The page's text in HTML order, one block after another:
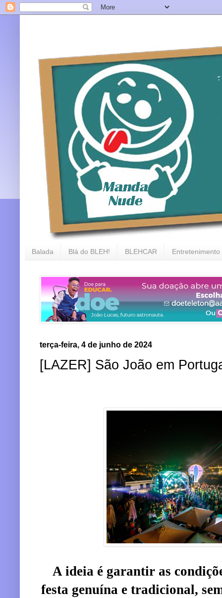
Balada Blá do BLEH! BLEHCAR Entretenimento
terça-feira, 4 de junho de 2024
[LAZER] São João em
A ideia é garantir as
festa genuína e tradicional,